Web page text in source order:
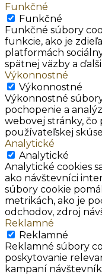
Funkčné
Funkčné
Funkčné súbory
funkcie, ako je
platformách
spätnej väzby a
Výkonnostné
Výkonnostné
Výkonnostné
pochopenie a
webovej stránky,
používateľskej
Analytické
Analytické
Analytické cookies
ako návštevníci
súbory cookie
metrikách, ako je
odchodov, zdroj
Reklamné
Reklamné
Reklamné súbory
poskytovanie
kampaní